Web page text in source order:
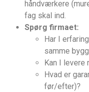
håndværkere
fag skal ind.
Spørg firmaet:
Har I
samme
Kan I levere
Hvad er
før/efter)?